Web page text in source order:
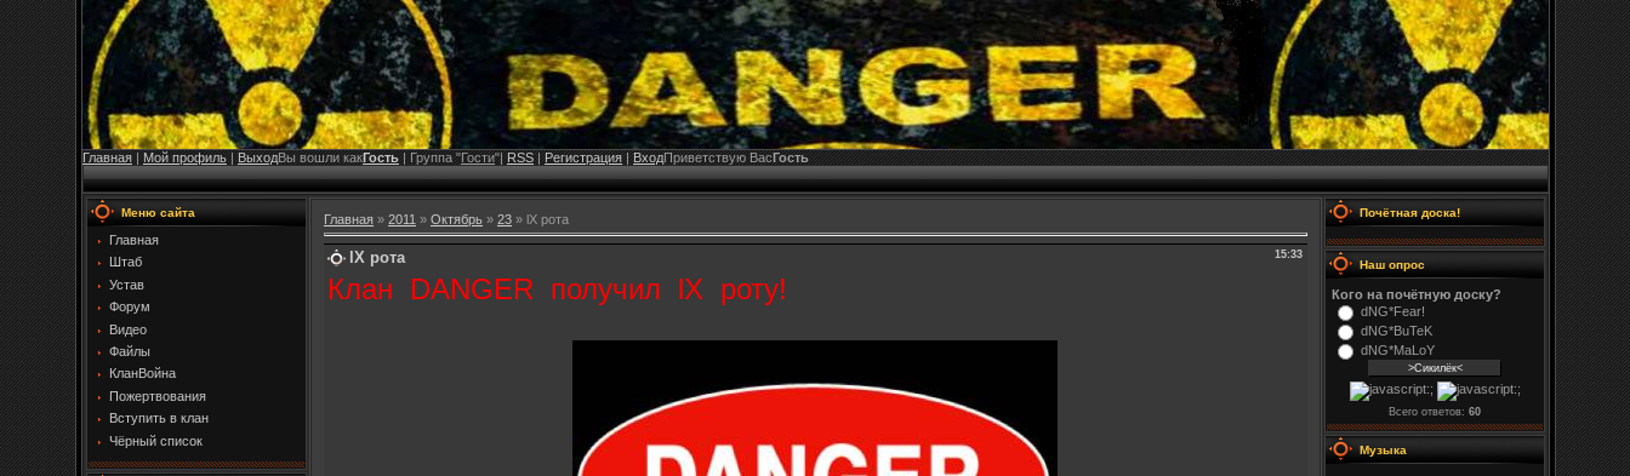
Главная |Мой профиль|ВыходВы вошли какГость| Группа "Гости"| RSS|Регистрация|ВходПриветствую ВасГость
Меню сайта
Главная
Штаб
Устав
Форум
Видео
Файлы
КланВойна
Пожертвования
Вступить в клан
Чёрный список
Главная » 2011 » Октябрь » 23 » lX рота
15:33
lX рота
Клан DANGER получил lX роту!
Почётная доска!
Наш опрос
Кого на почётную доску?
dNG*Fear!
dNG*BuTeK
dNG*MaLoY
Всего ответов: 60
Музыка